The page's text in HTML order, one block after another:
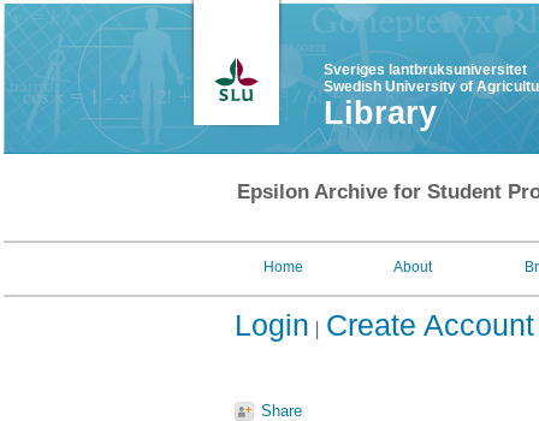
Sveriges lantbruksuniversitet
Swedish University of
Library
Epsilon Archive for Student
Home About
Login Create Account
Share